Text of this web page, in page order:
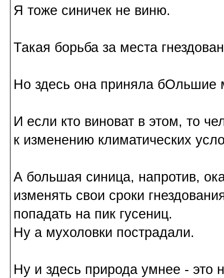
Я тоже синичек не виню.
Такая борьба за места
Но здесь она приняла бОльшие
И если кто виноват в этом, то
к изменению климатических
А большая синица, напротив,
изменять свои сроки
попадать на пик гусениц.
Ну а мухоловки пострадали.
Ну и здесь природа умнее - это